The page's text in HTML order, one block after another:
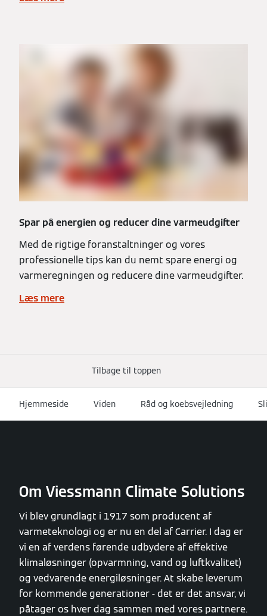
Spar på energien og reducer dine varmeudgifter
Med de rigtige foranstaltninger og vores
professionelle tips kan du nemt spare energi og
varmeregningen og reducere dine varmeudgifter.
Læs mere
Tilbage til toppen
Hjemmeside Viden Råd og koebsvejledning
Om Viessmann Climate Solutions
Vi blev grundlagt i 1917 som producent af
varmeteknologi og er nu en del af Carrier. I dag er
vi en af verdens førende udbydere af effektive
klimaløsninger (opvarmning, vand og luftkvalitet)
og vedvarende energiløsninger. At skabe leverum
for kommende generationer - det er det ansvar, vi
påtager os hver dag sammen med vores partnere.